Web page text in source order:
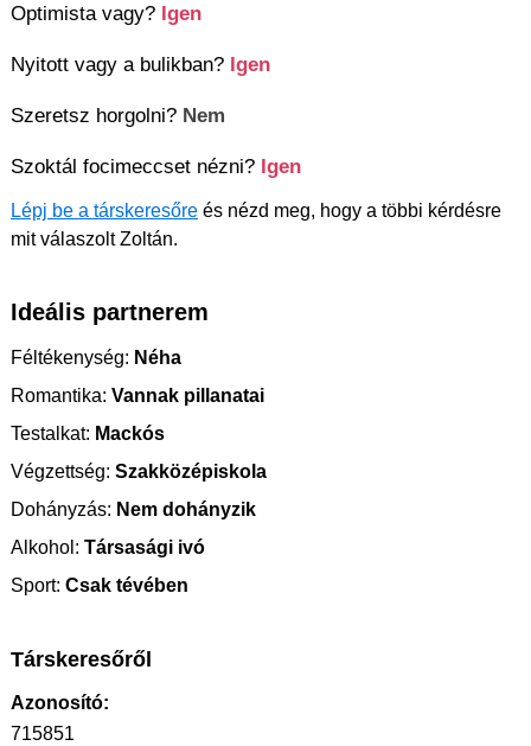
Optimista vagy? Igen
Nyitott vagy a bulikban? Igen
Szeretsz horgolni? Nem
Szoktál focimeccset nézni? Igen
Lépj be a társkeresőre és nézd meg, hogy a többi kérdésre
mit válaszolt Zoltán.
Ideális partnerem
Féltékenység: Néha
Romantika: Vannak pillanatai
Testalkat: Mackós
Végzettség: Szakközépiskola
Dohányzás: Nem dohányzik
Alkohol: Társasági ivó
Sport: Csak tévében
Társkeresőről
Azonosító:
715851